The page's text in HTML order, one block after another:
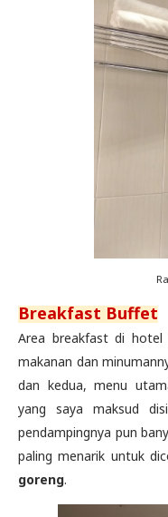
Breakfast Buffet
Area breakfast di hotel
makanan dan
dan kedua, menu
yang saya maksud
pendampingnya pun
paling menarik untuk
goreng.